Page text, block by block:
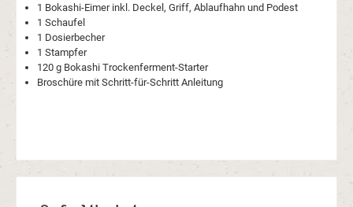
1 Bokashi-Eimer inkl. Deckel, Griff, Ablaufhahn und Podest
1 Schaufel
1 Dosierbecher
1 Stampfer
120 g Bokashi Trockenferment-Starter
Broschüre mit Schritt-für-Schritt Anleitung